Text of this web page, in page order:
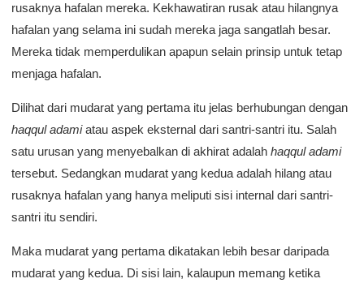
rusaknya hafalan mereka. Kekhawatiran rusak atau hilangnya
hafalan yang selama ini sudah mereka jaga sangatlah besar.
Mereka tidak memperdulikan apapun selain prinsip untuk tetap
menjaga hafalan.
Dilihat dari mudarat yang pertama itu jelas berhubungan dengan
haqqul adamiatau aspek eksternal dari santri-santri itu. Salah
satu urusan yang menyebalkan di akhirat adalah haqqul adami
tersebut. Sedangkan mudarat yang kedua adalah hilang atau
rusaknya hafalan yang hanya meliputi sisi internal dari santri-
santri itu sendiri.
Maka mudarat yang pertama dikatakan lebih besar daripada
mudarat yang kedua. Di sisi lain, kalaupun memang ketika